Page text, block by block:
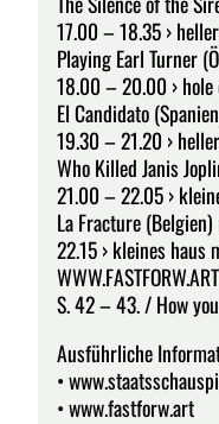
17.00 – 18.35 ›
Playing Earl Turner
18.00 – 20.00 › hole
El Candidato
19.30 – 21.20 ›
Who Killed Janis
21.00 – 22.05 ›
La Fracture
22.15 › kleines haus
S. 42 – 43. / How
Ausführliche
•
• www.fastforw.art